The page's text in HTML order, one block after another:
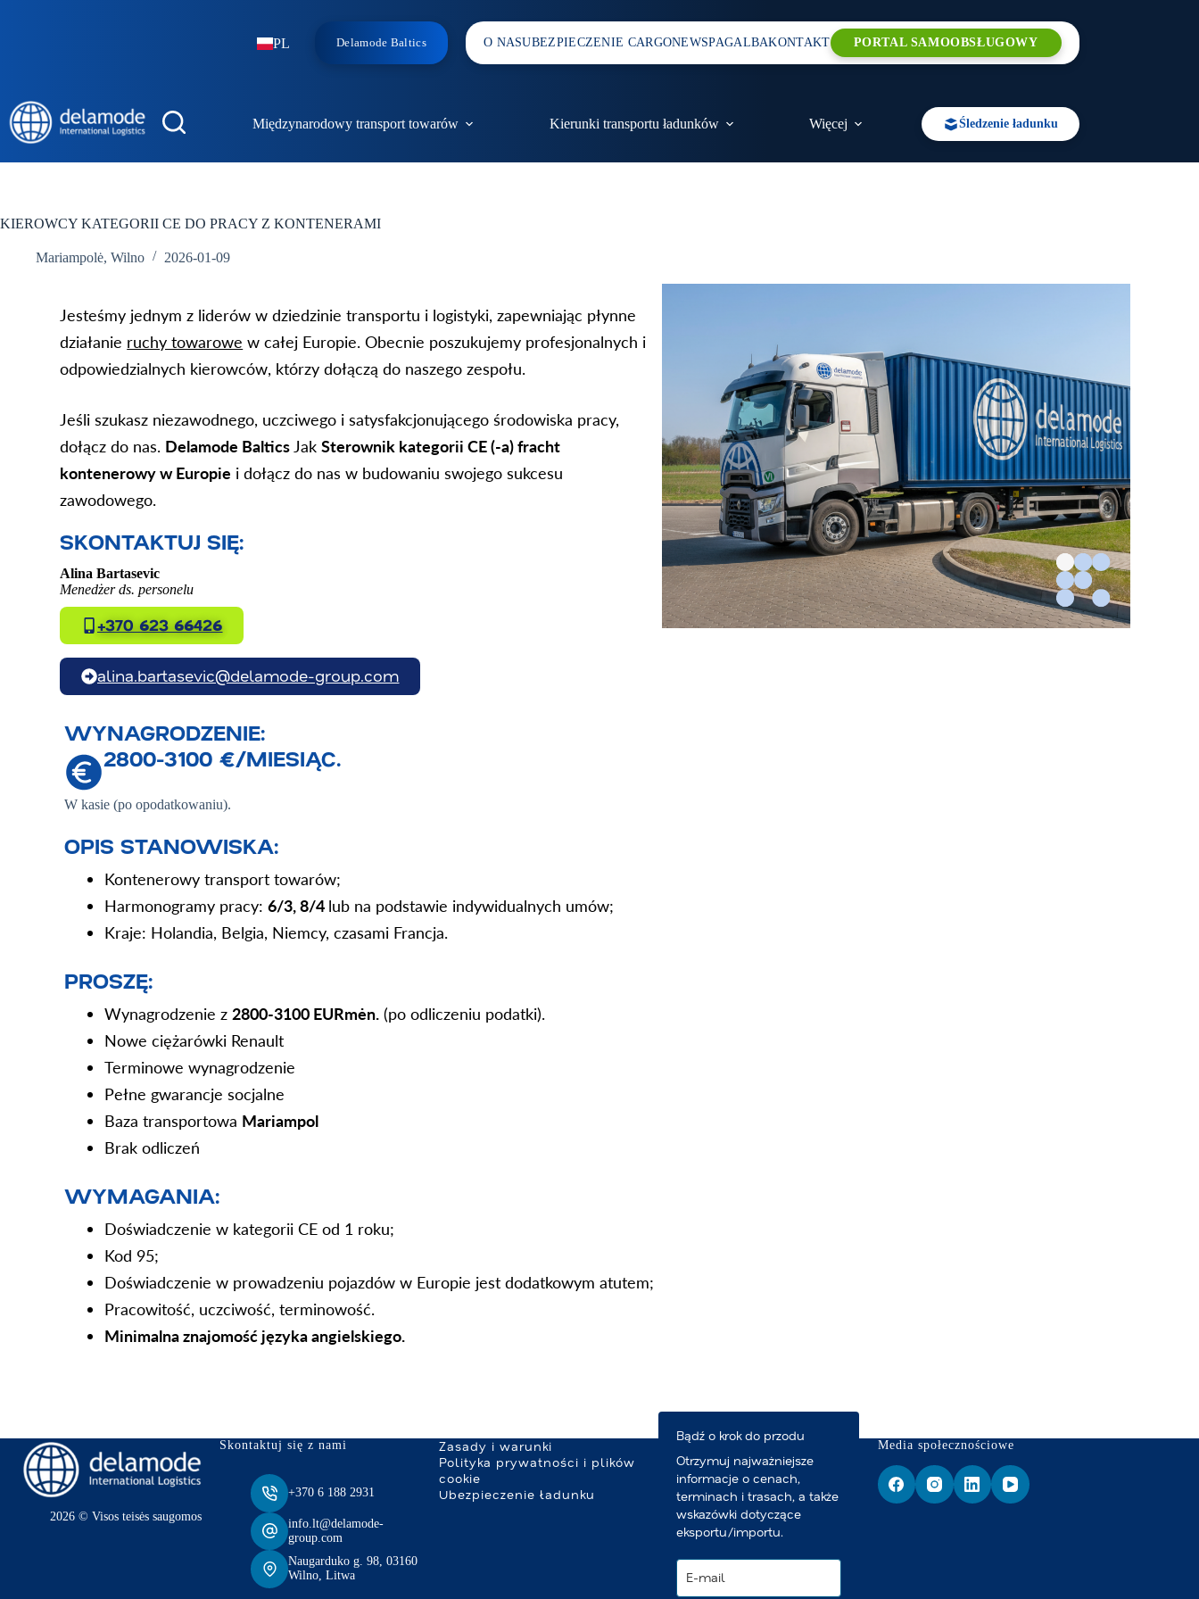
PL Delamode Baltics O NASUBEZPIECZENIE CARGONEWSPAGALBAKONTAKT PORTAL SAMOOBSŁUGOWY
Międzynarodowy transport towarów Kierunki transportu ładunków Więcej Śledzenie ładunku
KIEROWCY KATEGORII CE DO PRACY Z KONTENERAMI
Mariampolė, Wilno 2026-01-09
Jesteśmy jednym z liderów w dziedzinie transportu i logistyki, zapewniając płynne
działanie ruchy towarowe w całej Europie. Obecnie poszukujemy profesjonalnych i
odpowiedzialnych kierowców, którzy dołączą do naszego zespołu.
Jeśli szukasz niezawodnego, uczciwego i satysfakcjonującego środowiska pracy,
dołącz do nas. Delamode Baltics JakSterownik kategorii CE (-a)fracht
kontenerowy w Europie i dołącz do nas w budowaniu swojego sukcesu
zawodowego.
SKONTAKTUJ SIĘ:
Alina Bartasevic
Menedżer ds. personelu
+370 623 66426
alina.bartasevic@delamode-group.com
WYNAGRODZENIE:
2800-3100 €/MIESIĄC.
W kasie (po opodatkowaniu).
OPIS STANOWISKA:
Kontenerowy transport towarów;
Harmonogramy pracy:6/3, 8/4 lub na podstawie indywidualnych umów;
Kraje: Holandia, Belgia, Niemcy, czasami Francja.
PROSZĘ:
Wynagrodzenie z 2800-3100 EURmėn. (po odliczeniu podatki).
Nowe ciężarówki Renault
Terminowe wynagrodzenie
Pełne gwarancje socjalne
Baza transportowa Mariampol
Brak odliczeń
WYMAGANIA:
Doświadczenie w kategorii CE od 1 roku;
Kod 95;
Doświadczenie w prowadzeniu pojazdów w Europie jest dodatkowym atutem;
Pracowitość, uczciwość, terminowość.
Minimalna znajomość języka angielskiego.
2026 © Visos teisės saugomos
Skontaktuj się z nami
+370 6 188 2931
info.lt@delamode-
group.com
Naugarduko g. 98, 03160
Wilno, Litwa
Zasady i warunki
Polityka prywatności i plików
cookie
Ubezpieczenie ładunku
Bądź o krok do przodu
Otrzymuj najważniejsze
informacje o cenach,
terminach i trasach, a także
wskazówki dotyczące
eksportu/importu.
Media społecznościowe